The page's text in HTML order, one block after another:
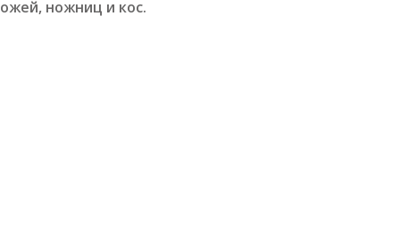
ножниц и кос.